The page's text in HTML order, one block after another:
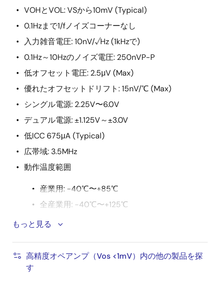
VOHとVOL: VSから10mV (Typical)
0.1Hzまで1/fノイズコーナーなし
入力雑音電圧: 10nV/√Hz (1kHzで)
0.1Hz～10Hzのノイズ電圧: 250nVP-P
低オフセット電圧: 2.5μV (Max)
優れたオフセットドリフト: 15nV/℃ (Max)
シングル電源: 2.25V〜6.0V
デュアル電源: ±1.125V～±3.0V
低ICC 675μA (Typical)
広帯域: 3.5MHz
動作温度範囲
産業用: -40℃〜+85℃
全産業用: -40℃〜+125℃
パッケージング
シングル: SOIC、SOT-23
もっと見る
高精度オペアンプ（Vos <1mV）内の他の製品を探
す